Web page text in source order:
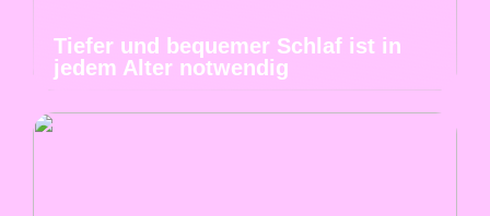
Tiefer und bequemer Schlaf ist in
jedem Alter notwendig